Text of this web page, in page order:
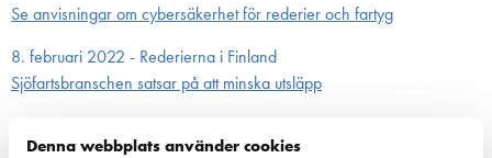
Denna webbplats använder cookies
Se anvisningar om cybersäkerhet för rederier och fartyg
8. februari 2022 - Rederierna i Finland
Sjöfarts­branschen satsar på att minska utsläpp